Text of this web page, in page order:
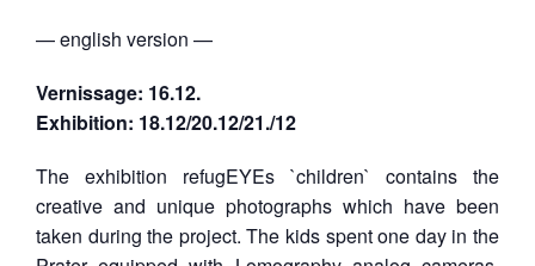
— english version —
Vernissage: 16.12.
Exhibition: 18.12/20.12/21./12
The exhibition refugEYEs `children` contains the
creative and unique photographs which have been
taken during the project. The kids spent one day in the